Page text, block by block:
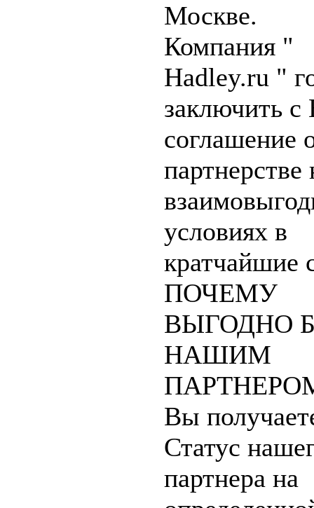
Москве.
Компания "
Hadley.ru "
заключить
соглашение
партнерстве
условиях в
кратчайшие
ПОЧЕМУ
ВЫГОДНО
НАШИМ
Вы
Статус
партнера на